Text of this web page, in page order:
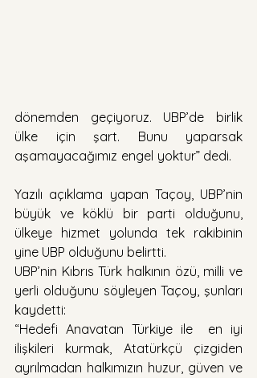
dönemden geçiyoruz. UBP’de birlik
ülke için şart. Bunu yaparsak
aşamayacağımız engel yoktur” dedi.
Yazılı açıklama yapan Taçoy, UBP’nin
büyük ve köklü bir parti olduğunu,
ülkeye hizmet yolunda tek rakibinin
yine UBP olduğunu belirtti.
UBP’nin Kıbrıs Türk halkının özü, milli ve
yerli olduğunu söyleyen Taçoy, şunları
kaydetti:
“Hedefi Anavatan Türkiye ile  en iyi
ilişkileri kurmak, Atatürkçü çizgiden
ayrılmadan halkımızın huzur, güven ve